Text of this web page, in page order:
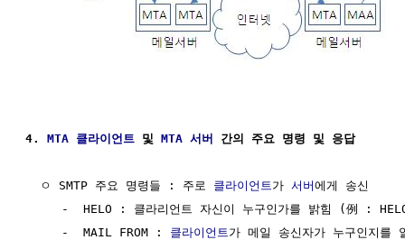
4. MTA 클라이언트 및 MTA 서버 간의 주요 명령 및 응답
  ㅇ SMTP 주요 명령들 : 주로
클라이언트 가 서버에게 송신
-  HELO : 클라리언트 자신이 누구인가를 밝힘 (例 :
     -  MAIL FROM :
클라이언트 가 메일 송신자가 누구인지를